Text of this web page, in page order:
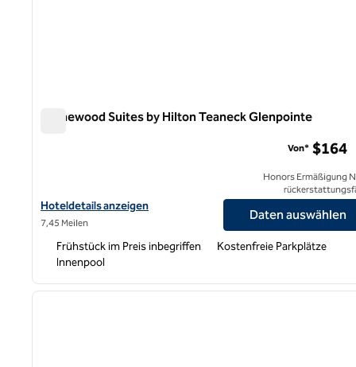
Homewood Suites by Hilton Teaneck Glenpointe
Hoteldetails für Homewood Suites by Hilton Teaneck Glenpointe
Hoteldetails anzeigen
7,45 Meilen
Von* $164
Honors Ermäßigung
Daten auswählen
Frühstück im Preis inbegriffen
Kostenfreie Parkplätze
Innenpool
1 von 12